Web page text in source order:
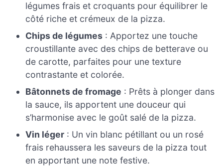
légumes frais et croquants pour équilibrer le
côté riche et crémeux de la pizza.
Chips de légumes : Apportez une touche
croustillante avec des chips de betterave ou
de carotte, parfaites pour une texture
contrastante et colorée.
Bâtonnets de fromage : Prêts à plonger dans
la sauce, ils apportent une douceur qui
s’harmonise avec le goût salé de la pizza.
Vin léger : Un vin blanc pétillant ou un rosé
frais rehaussera les saveurs de la pizza tout
en apportant une note festive.